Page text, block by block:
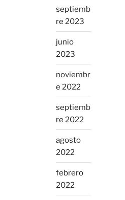
septiemb
re 2023
junio
2023
noviembr
e 2022
septiemb
re 2022
agosto
2022
febrero
2022